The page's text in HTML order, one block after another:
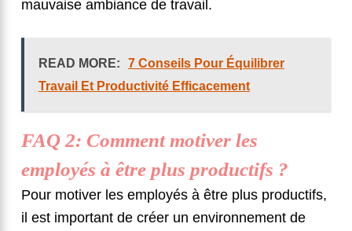
mauvaise ambiance de travail.
READ MORE:
7 Conseils Pour Équilibrer
Travail Et Productivité Efficacement
FAQ 2: Comment motiver les
employés à être plus productifs ?
Pour motiver les employés à être plus productifs,
il est important de créer un environnement de